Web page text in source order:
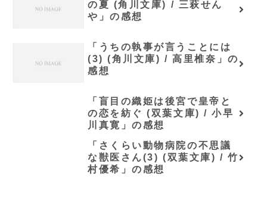
の夏 (角川文庫) / 三萩せん
や」の感想
「うちの執事が言うことには
(3) (角川文庫) / 高里椎奈」の
感想
「盲目の織姫は後宮で皇帝と
の恋を紡ぐ (双葉文庫) / 小早
川真寛」の感想
「さくらい動物病院の不思議
な獣医さん(3) (双葉文庫) / 竹
村優希」の感想